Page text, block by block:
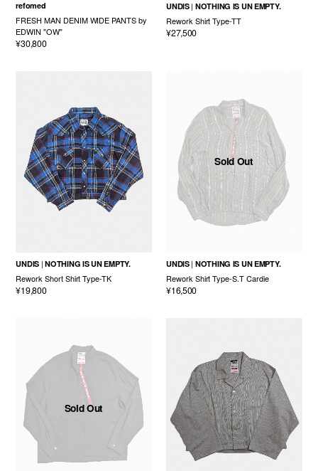
refomed
FRESH MAN DENIM WIDE PANTS by
EDWIN "OW"
¥30,800
UNDIS NOTHING IS UN EMPTY.
Rework Shirt Type-TT
¥27,500
UNDIS NOTHING IS UN EMPTY.
Rework Short Shirt Type-TK
¥19,800
Sold Out
UNDIS NOTHING IS UN EMPTY.
Rework Shirt Type-S.T Cardie
¥16,500
Sold Out